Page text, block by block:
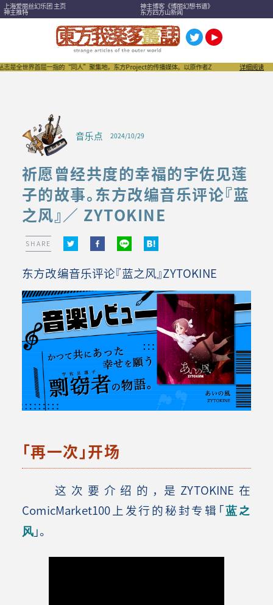
上海爱丽丝幻乐团 主页 神主博客《博丽幻想书谱》
神主推特 东方四方山新闻
首屈一指的“同人”聚集地，东方Project的传播媒体。以原作者ZUN为首，作家们、作品们，以
详细阅读
音乐点 2024/10/29
祈愿曾经共度的幸福的宇佐见莲
子的故事。东方改编音乐评论『蓝
之风』／ ZYTOKINE
SHARE
东方改编音乐评论『蓝之风』ZYTOKINE
「再一次」开场
这次要介绍的，是ZYTOKINE在
ComicMarket100上发行的秘封专辑「蓝之
风」。